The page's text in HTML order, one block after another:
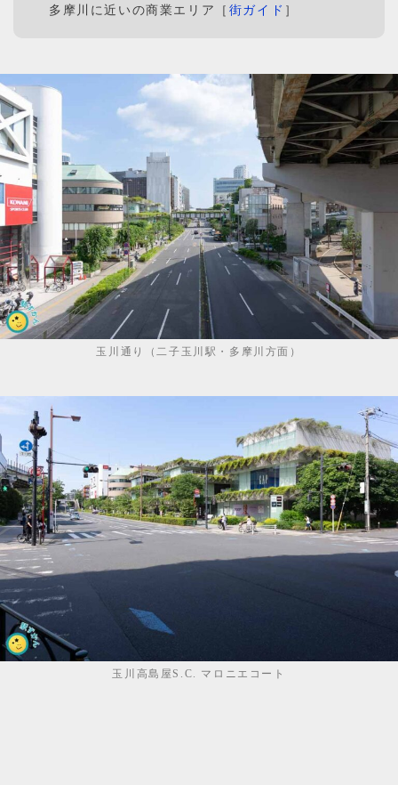
多摩川に近いの商業エリア［ 街ガイド ］
玉川通り（二子玉川駅・多摩川方面）
玉川高島屋S.C. マロニエコート